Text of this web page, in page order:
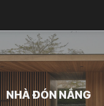
NHÀ ĐÓN NẮNG